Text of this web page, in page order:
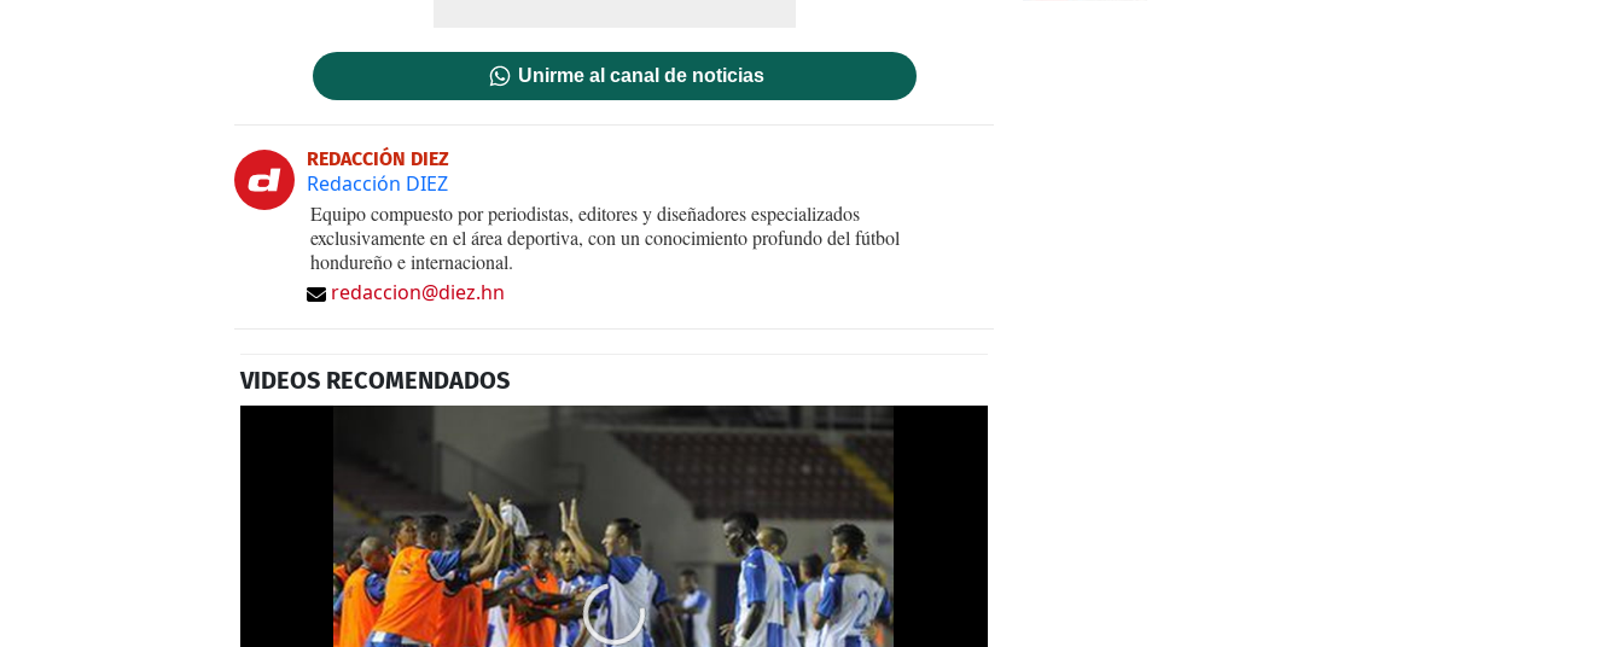
Unirme al canal de noticias
REDACCIÓN DIEZ
Redacción DIEZ
Equipo compuesto por periodistas, editores y diseñadores especializados
exclusivamente en el área deportiva, con un conocimiento profundo del fútbol
hondureño e internacional.
redaccion@diez.hn
VIDEOS RECOMENDADOS